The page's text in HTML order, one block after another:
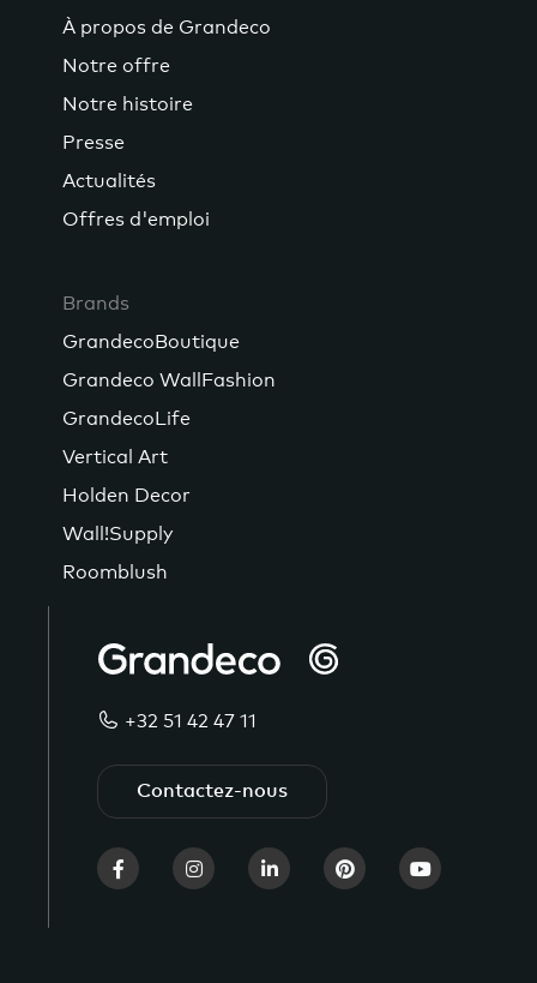
À propos de Grandeco
Notre offre
Notre histoire
Presse
Actualités
Offres d'emploi
Brands
GrandecoBoutique
Grandeco WallFashion
GrandecoLife
Vertical Art
Holden Decor
Wall!Supply
Roomblush
+32 51 42 47 11
Contactez-nous